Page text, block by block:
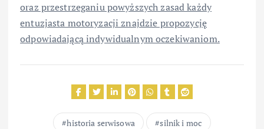
oraz przestrzeganiu powyższych zasad każdy
entuzjasta motoryzacji znajdzie propozycję
odpowiadającą indywidualnym oczekiwaniom.
historia serwisowa
silnik i moc